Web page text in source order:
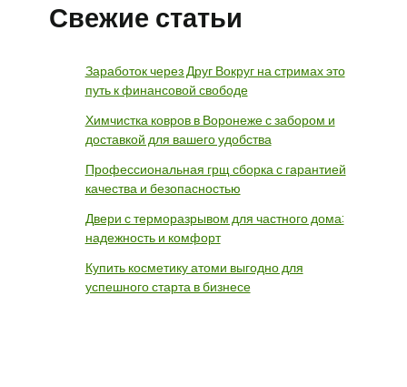
Свежие статьи
Заработок через Друг Вокруг на стримах это
путь к финансовой свободе
Химчистка ковров в Воронеже с забором и
доставкой для вашего удобства
Профессиональная грщ сборка с гарантией
качества и безопасностью
Двери с терморазрывом для частного дома:
надежность и комфорт
Купить косметику атоми выгодно для
успешного старта в бизнесе